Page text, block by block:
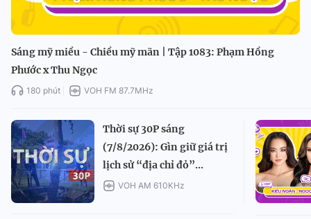
Sáng mỹ miều - Chiều mỹ mãn | Tập 1083: Phạm Hồng
Phước x Thu Ngọc
180 phút VOH FM 87.7MHz
Thời sự 30P sáng
(7/8/2026): Gìn giữ giá trị
lịch sử “địa chỉ đỏ”...
VOH AM 610KHz